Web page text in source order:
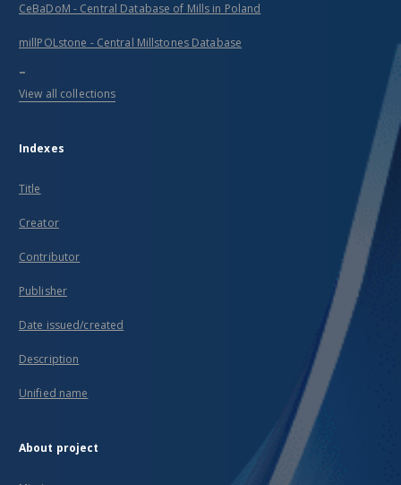
CeBaDoM - Central Database of Mills in Poland
millPOLstone - Central Millstones Database
...
View all collections
Indexes
Title
Creator
Contributor
Publisher
Date issued/created
Description
Unified name
About project